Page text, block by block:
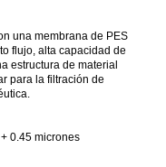
una membrana de PES
flujo, alta capacidad de
estructura de material
para la filtración de
0.45 micrones